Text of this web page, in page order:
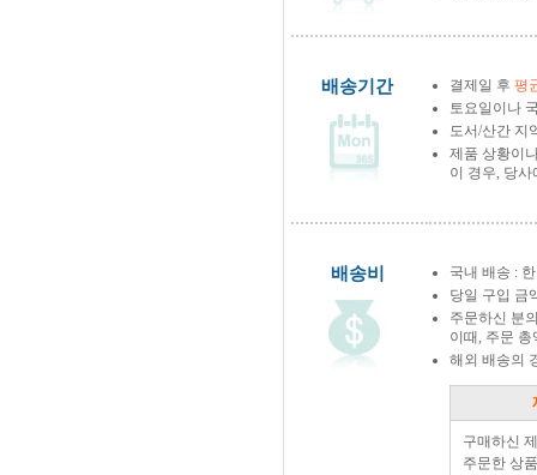
배송기간 결제일 후 평
토요일이나
도서/산간 지
제품 상황이
이 경우, 당
배송비
국내 배송 :
당일 구입 금
주문하신 분
이때, 주문
해외 배송의
구매하신
주문한 상